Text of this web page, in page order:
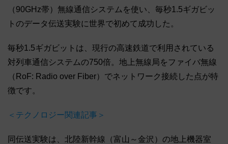
（90GHz帯）無線通信システムを使い、毎秒1.5ギガビッ
トのデータ伝送実験に世界で初めて成功した。
毎秒1.5ギガビットは、現行の高速鉄道で利用されている
対列車通信システムの750倍。地上無線局をファイバ無線
（RoF: Radio over Fiber）でネットワーク接続した点が特
徴です。
＜テクノロジー関連記事＞
同伝送実験は、北陸新幹線（富山～金沢）の地上機器室